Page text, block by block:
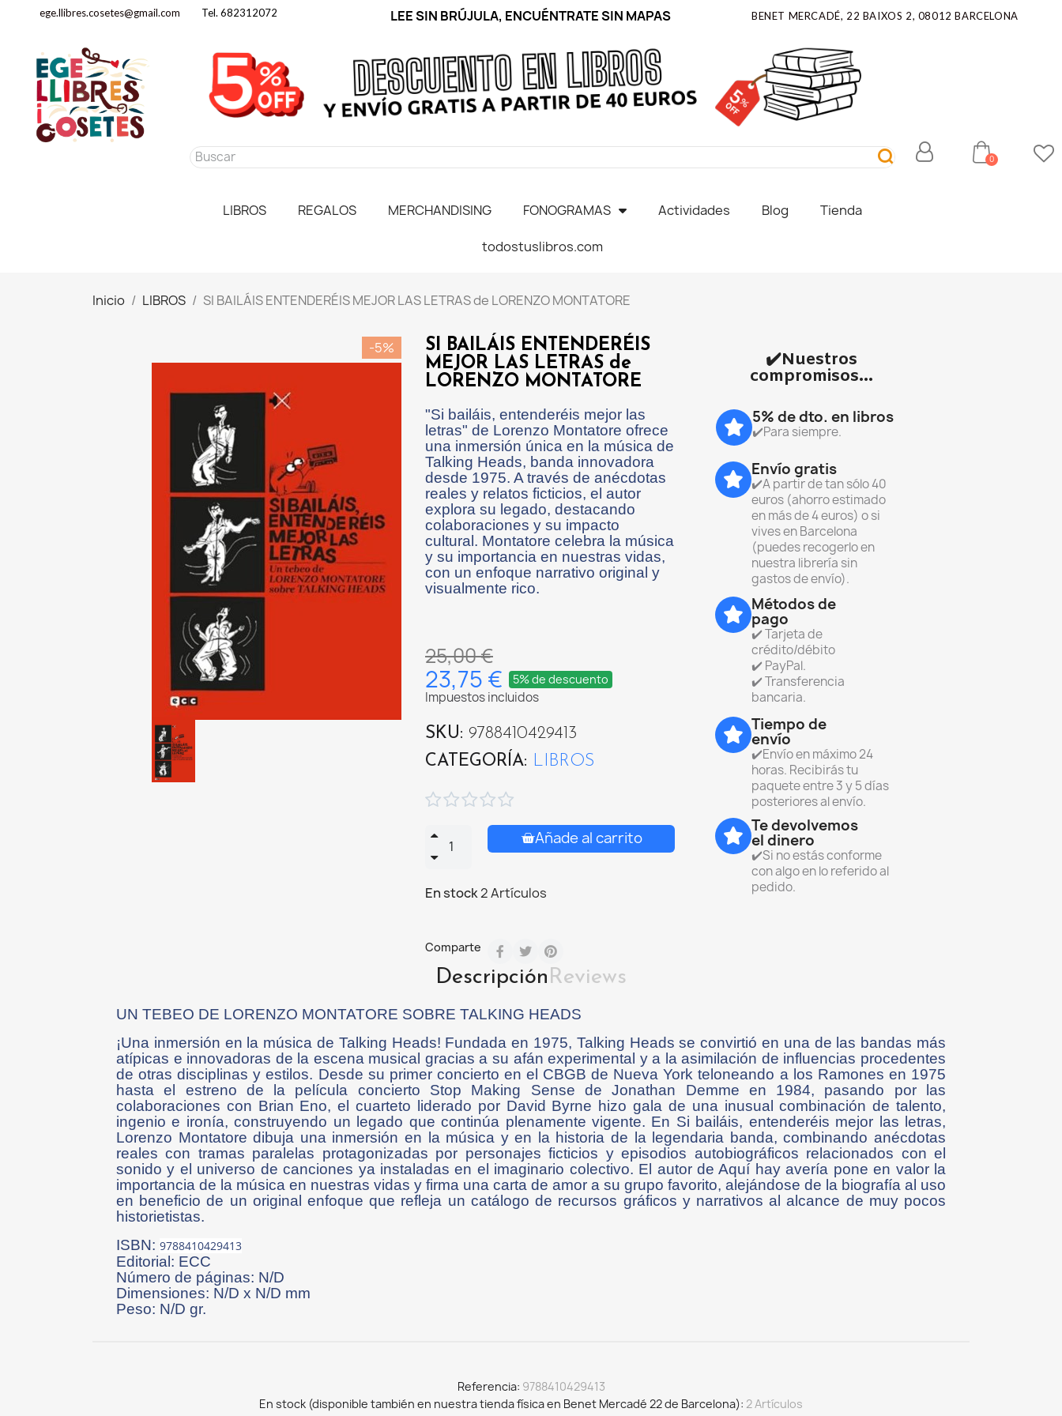
ege.llibres.cosetes@gmail.com Tel. 682312072 LEE SIN BRÚJULA, ENCUÉNTRATE SIN MAPAS BENET MERCADÉ, 22 BAIXOS 2, 08012 BARCELONA
LIBROS REGALOS MERCHANDISING FONOGRAMAS Actividades Blog Tienda
todostuslibros.com
Inicio LIBROS SI BAILÁIS ENTENDERÉIS MEJOR LAS LETRAS de LORENZO MONTATORE
-5%
SI BAILÁIS ENTENDERÉIS
MEJOR LAS LETRAS de
LORENZO MONTATORE
"Si bailáis, entenderéis mejor las
letras" de Lorenzo Montatore ofrece
una inmersión única en la música de
Talking Heads, banda innovadora
desde 1975. A través de anécdotas
reales y relatos ficticios, el autor
explora su legado, destacando
colaboraciones y su impacto
cultural. Montatore celebra la música
y su importancia en nuestras vidas,
con un enfoque narrativo original y
visualmente rico.
25,00 €
23,75 € 5% de descuento
Impuestos incluidos
SKU
9788410429413
CATEGORÍA
LIBROS

Añade al carrito
En stock2 Artículos
Comparte
✔️Nuestros
compromisos...
5% de dto. en libros
✔️Para siempre.
Envío gratis
✔️A partir de tan sólo 40
euros (ahorro estimado
en más de 4 euros) o si
vives en Barcelona
(puedes recogerlo en
nuestra librería sin
gastos de envío).
Métodos de
pago
✔️ Tarjeta de
crédito/débito
✔️ PayPal.
✔️ Transferencia
bancaria.
Tiempo de
envío
✔️Envío en máximo 24
horas. Recibirás tu
paquete entre 3 y 5 días
posteriores al envío.
Te devolvemos
el dinero
✔️Si no estás conforme
con algo en lo referido al
pedido.
DescripciónReviews
UN TEBEO DE LORENZO MONTATORE SOBRE TALKING HEADS
¡Una inmersión en la música de Talking Heads! Fundada en 1975, Talking Heads se convirtió en una de las bandas más
atípicas e innovadoras de la escena musical gracias a su afán experimental y a la asimilación de influencias procedentes
de otras disciplinas y estilos. Desde su primer concierto en el CBGB de Nueva York teloneando a los Ramones en 1975
hasta el estreno de la película concierto Stop Making Sense de Jonathan Demme en 1984, pasando por las
colaboraciones con Brian Eno, el cuarteto liderado por David Byrne hizo gala de una inusual combinación de talento,
ingenio e ironía, construyendo un legado que continúa plenamente vigente. En Si bailáis, entenderéis mejor las letras,
Lorenzo Montatore dibuja una inmersión en la música y en la historia de la legendaria banda, combinando anécdotas
reales con tramas paralelas protagonizadas por personajes ficticios y episodios autobiográficos relacionados con el
sonido y el universo de canciones ya instaladas en el imaginario colectivo. El autor de Aquí hay avería pone en valor la
importancia de la música en nuestras vidas y firma una carta de amor a su grupo favorito, alejándose de la biografía al uso
en beneficio de un original enfoque que refleja un catálogo de recursos gráficos y narrativos al alcance de muy pocos
historietistas.
ISBN: 9788410429413
Editorial: ECC
Número de páginas: N/D
Dimensiones: N/D x N/D mm
Peso: N/D gr.
Referencia 9788410429413
En stock (disponible también en nuestra tienda física en Benet Mercadé 22 de Barcelona) 2 Artículos